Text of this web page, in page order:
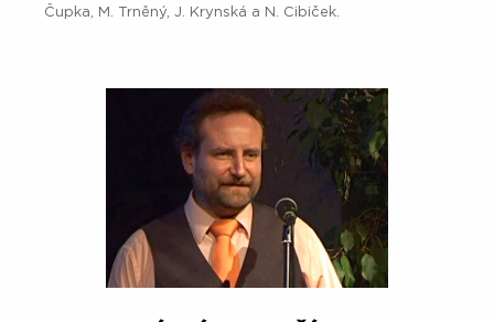
Čupka, M. Trněný, J. Krynská a N. Cibiček.